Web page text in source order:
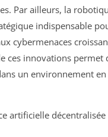
Par ailleurs, la
indispensable
cybermenaces
ces innovations permet
un environnement
artificielle